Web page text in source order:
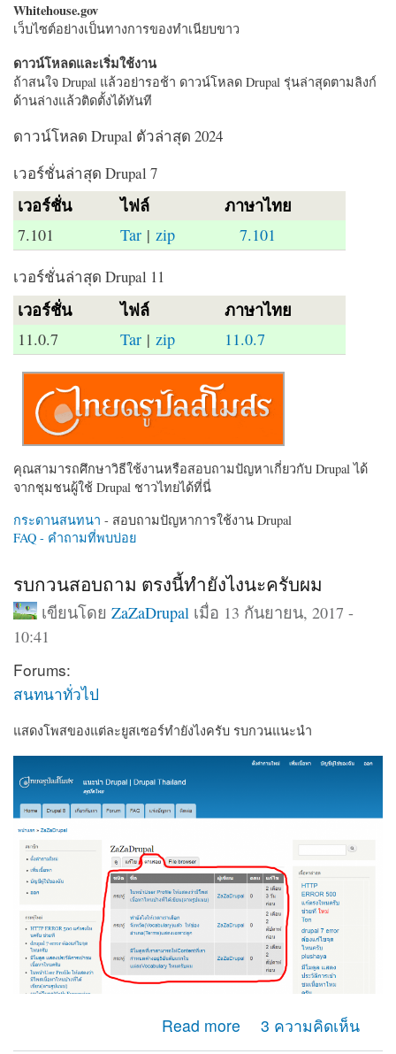
Whitehouse.gov
เว็บไซต์อย่างเป็นทางการของทำเนียบขาว
ดาวน์โหลดและเริ่มใช้งาน
ถ้าสนใจ Drupal แล้วอย่ารอช้า ดาวน์โหลด Drupal รุ่นล่าสุดตามลิงก์
ด้านล่างแล้วติดตั้งได้ทันที
ดาวน์โหลด Drupal ตัวล่าสุด 2024
เวอร์ชั่นล่าสุด Drupal 7
เวอร์ชั่น ไฟล์ ภาษาไทย
7.101 Tar |zip 7.101
เวอร์ชั่นล่าสุด Drupal 11
เวอร์ชั่น ไฟล์ ภาษาไทย
11.0.7 Tar | zip 11.0.7
คุณสามารถศึกษาวิธีใช้งานหรือสอบถามปัญหาเกี่ยวกับ Drupal ได้
จากชุมชนผู้ใช้ Drupal ชาวไทยได้ที่นี่
กระดานสนทนา - สอบถามปัญหาการใช้งาน Drupal
FAQ - คำถามที่พบบ่อย
รบกวนสอบถาม ตรงนี้ทำยังไงนะครับผม
เขียนโดย ZaZaDrupal เมื่อ 13 กันยายน, 2017 -
10:41
Forums:
สนทนาทั่วไป
แสดงโพสของแต่ละยูสเซอร์ทำยังไงครับ รบกวนแนะนำ
Read more
about รบกวนสอบถาม ตรงนี้ทำยังไงนะครับผม3 ความคิดเห็น